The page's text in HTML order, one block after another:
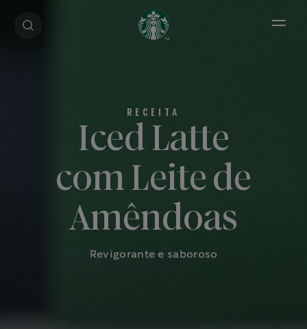
Open
Iced Latte
com Leite de
Amêndoas
Revigorante e saboroso